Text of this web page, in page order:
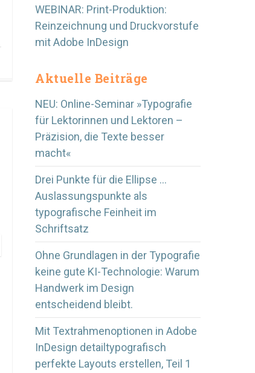
WEBINAR: Print-Produktion:
Reinzeichnung und Druckvorstufe
mit Adobe InDesign
Aktuelle Beiträge
NEU: Online-Seminar »Typografie
für Lektorinnen und Lektoren –
Präzision, die Texte besser
macht«
Drei Punkte für die Ellipse …
Auslassungspunkte als
typografische Feinheit im
Schriftsatz
Ohne Grundlagen in der Typografie
keine gute KI-Technologie: Warum
Handwerk im Design
entscheidend bleibt.
Mit Textrahmenoptionen in Adobe
InDesign detailtypografisch
perfekte Layouts erstellen, Teil 1